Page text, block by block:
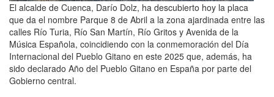
El alcalde de Cuenca, Darío Dolz, ha descubierto hoy la placa
que da el nombre Parque 8 de Abril a la zona ajardinada entre las
calles Río Turia, Río San Martín, Río Gritos y Avenida de la
Música Española, coincidiendo con la conmemoración del Día
Internacional del Pueblo Gitano en este 2025 que, además, ha
sido declarado Año del Pueblo Gitano en España por parte del
Gobierno central.